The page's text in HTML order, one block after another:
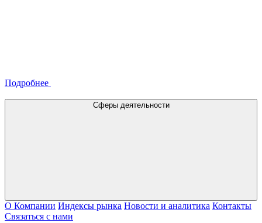
Подробнее
Сферы деятельности
О Компании Индексы рынка Новости и аналитика Контакты
Связаться с нами